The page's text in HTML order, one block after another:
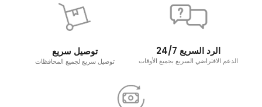
توصيل سريع
توصيل سريع لجميع المحافظات
24/7 الرد السريع
الدعم الافتراضي السريع بجميع الأوقات